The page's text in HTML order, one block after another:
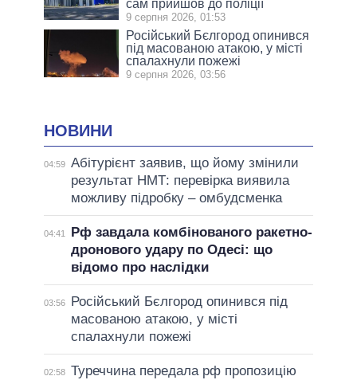
сам прийшов до поліції
9 серпня 2026, 01:53
Російський Бєлгород опинився
під масованою атакою, у місті
спалахнули пожежі
9 серпня 2026, 03:56
НОВИНИ
04:59 Абітурієнт заявив, що йому змінили
результат НМТ: перевірка виявила
можливу підробку – омбудсменка
04:41
Рф завдала комбінованого ракетно-
дронового удару по Одесі: що
відомо про наслідки
03:56
Російський Бєлгород опинився під
масованою атакою, у місті
спалахнули пожежі
02:58 Туреччина передала рф пропозицію